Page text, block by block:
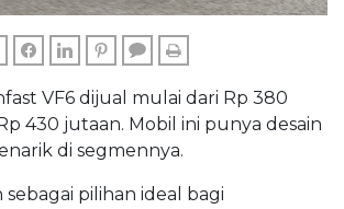
TWITTERFACEBOOKLINKEDINPINTERESTCOMMENTS
VF6 dijual mulai dari Rp 380
430 jutaan. Mobil ini punya desain
di segmennya.
sebagai pilihan ideal bagi